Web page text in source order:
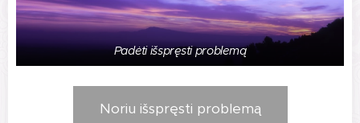
Padėti išspręsti problemą
Noriu išspręsti problemą